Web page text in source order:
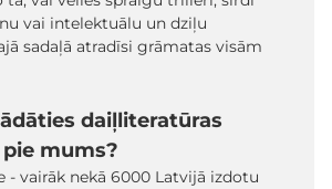
vai intelektuālu un dziļu
sadaļā atradīsi grāmatas visām
daiļliteratūras
mums?
- vairāk nekā 6000 Latvijā izdotu